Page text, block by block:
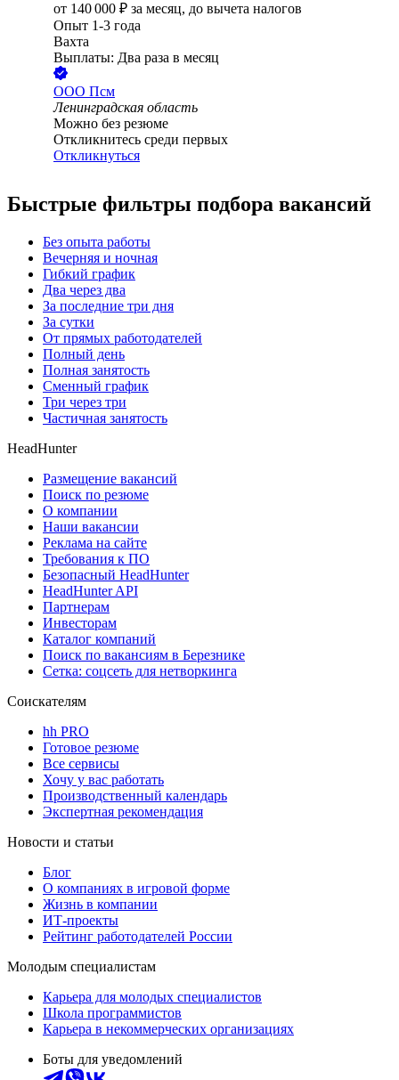
от 140 000 ₽ за месяц, до вычета налогов
Опыт 1-3 года
Вахта
Выплаты: Два раза в месяц
ООО Псм
Ленинградская область
Можно без резюме
Откликнитесь среди первых
Откликнуться
Быстрые фильтры подбора вакансий
Без опыта работы
Вечерняя и ночная
Гибкий график
Два через два
За последние три дня
За сутки
От прямых работодателей
Полный день
Полная занятость
Сменный график
Три через три
Частичная занятость
HeadHunter
Размещение вакансий
Поиск по резюме
О компании
Наши вакансии
Реклама на сайте
Требования к ПО
Безопасный HeadHunter
HeadHunter API
Партнерам
Инвесторам
Каталог компаний
Поиск по вакансиям в Березнике
Сетка: соцсеть для нетворкинга
Соискателям
hh PRO
Готовое резюме
Все сервисы
Хочу у вас работать
Производственный календарь
Экспертная рекомендация
Новости и статьи
Блог
О компаниях в игровой форме
Жизнь в компании
ИТ-проекты
Рейтинг работодателей России
Молодым специалистам
Карьера для молодых специалистов
Школа программистов
Карьера в некоммерческих организациях
Боты для уведомлений